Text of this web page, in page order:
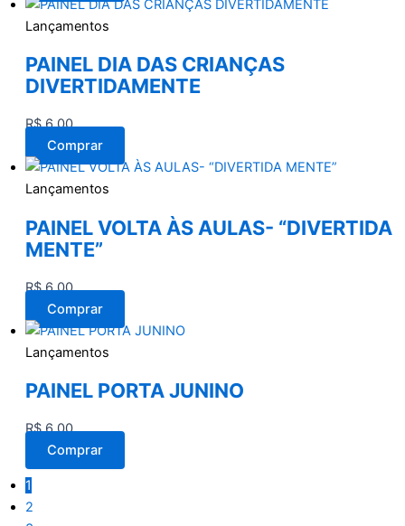
Lançamentos
PAINEL DIA DAS CRIANÇAS
DIVERTIDAMENTE
R$6,00
Comprar
Lançamentos
PAINEL VOLTA ÀS AULAS- “DIVERTIDA
MENTE”
R$6,00
Comprar
Lançamentos
PAINEL PORTA JUNINO
R$6,00
Comprar
1
2